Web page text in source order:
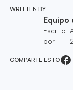
WRITTEN BY
Equipo
Escrito
por
COMPARTE ESTO